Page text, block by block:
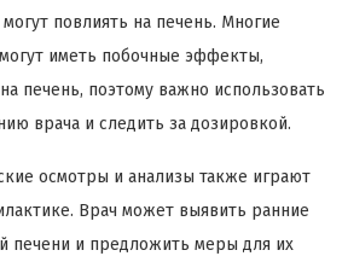
повлиять на печень. Многие
иметь побочные эффекты,
печень, поэтому важно использовать
врача и следить за дозировкой.
осмотры и анализы также играют
Врач может выявить ранние
печени и предложить меры для их